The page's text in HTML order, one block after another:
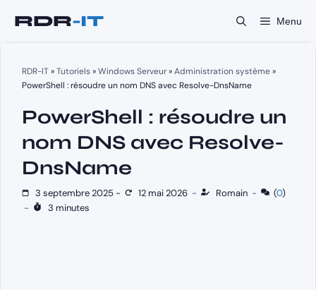
Menu
RDR-IT»Tutoriels»Windows Serveur»Administration système»
PowerShell : résoudre un nom DNS avec Resolve-DnsName
PowerShell : résoudre un
nom DNS avec Resolve-
DnsName
3 septembre 2025 - 12 mai 2026 - Romain - (0)
-
3 minutes